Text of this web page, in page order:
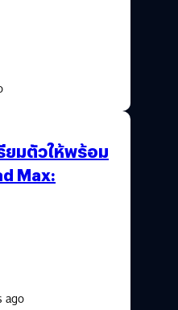
ยมตัวให้พร้อม
Max:
ago